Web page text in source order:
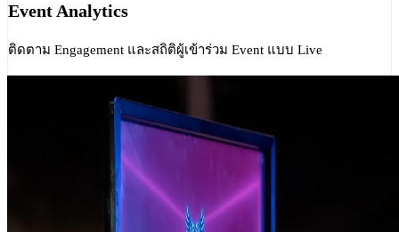
Event Analytics
ติดตาม Engagement และสถิติผู้เข้าร่วม Event แบบ Live